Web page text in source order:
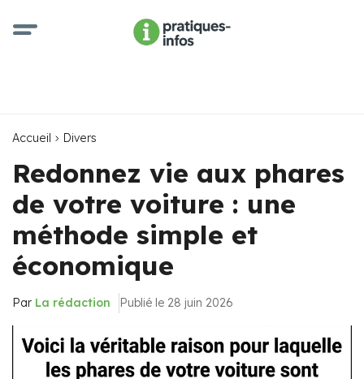
Accueil Divers
Redonnez vie aux phares
de votre voiture : une
méthode simple et
économique
Par La rédaction Publié le 28 juin 2026